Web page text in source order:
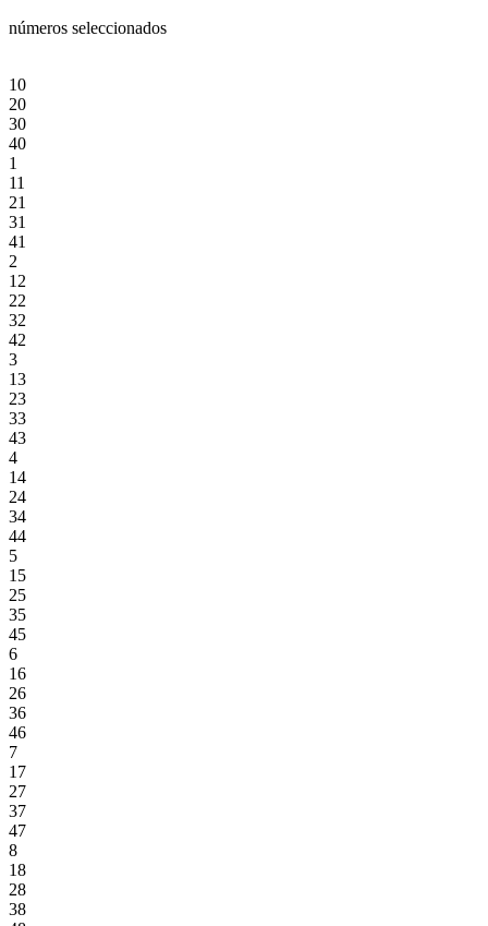
números seleccionados
10
20
30
40
1
11
21
31
41
2
12
22
32
42
3
13
23
33
43
4
14
24
34
44
5
15
25
35
45
6
16
26
36
46
7
17
27
37
47
8
18
28
38